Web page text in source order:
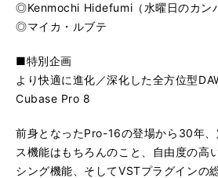
◎Kenmochi Hidefumi（水曜日のカン
◎マイカ・ルブテ
■特別企画
より快適に進化／深化した全方位型
Cubase Pro 8
前身となったPro-16の登場から30年
ス機能はもちろんのこと、自由度の高
シング機能、そしてVSTプラグインの